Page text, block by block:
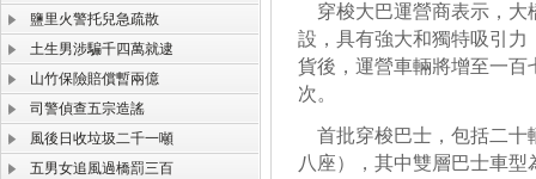
鹽里火警托兒急疏散
土生男涉騙千四萬就逮
山竹保險賠償暫兩億
司警偵查五宗造謠
風後日收垃圾二千一噸
五男女追風過橋罰三百
穿梭大巴運營商表示，大
設，具有強大和獨特吸引
貨後，運營車輛將增至一
次。
首批穿梭巴士，包括二十
八座），其中雙層巴士車